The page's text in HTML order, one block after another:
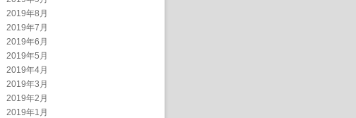
2019年8月
2019年7月
2019年6月
2019年5月
2019年4月
2019年3月
2019年2月
2019年1月